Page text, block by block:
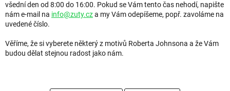
všední den od 8:00 do 16:00. Pokud se Vám tento čas nehodí, napište
nám e-mail na info@zuty.cza my Vám odepíšeme, popř. zavoláme na
uvedené číslo.
Věříme, že si vyberete některý z motivů Roberta Johnsona a že Vám
budou dělat stejnou radost jako nám.